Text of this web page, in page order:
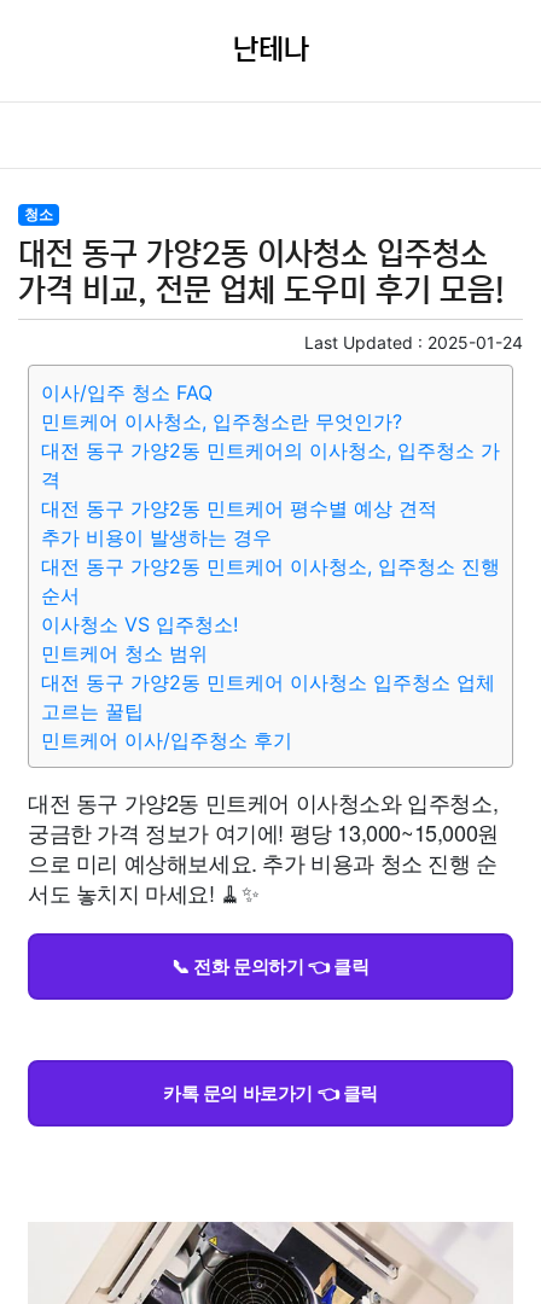
난테나
청소
대전 동구 가양2동 이사청소 입주청소
가격 비교, 전문 업체 도우미 후기 모음!
Last Updated : 2025-01-24
이사/입주 청소 FAQ
민트케어 이사청소, 입주청소란 무엇인가?
대전 동구 가양2동 민트케어의 이사청소, 입주청소 가
격
대전 동구 가양2동 민트케어 평수별 예상 견적
추가 비용이 발생하는 경우
대전 동구 가양2동 민트케어 이사청소, 입주청소 진행
순서
이사청소 VS 입주청소!
민트케어 청소 범위
대전 동구 가양2동 민트케어 이사청소 입주청소 업체
고르는 꿀팁
민트케어 이사/입주청소 후기
대전 동구 가양2동 민트케어 이사청소와 입주청소,
궁금한 가격 정보가 여기에! 평당 13,000~15,000원
으로 미리 예상해보세요. 추가 비용과 청소 진행 순
서도 놓치지 마세요! 🧹✨
📞 전화 문의하기 👈 클릭
카톡 문의 바로가기 👈 클릭